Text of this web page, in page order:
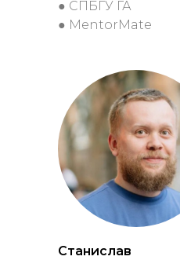
● СПБГУ ГА
● MentorMate
Станислав